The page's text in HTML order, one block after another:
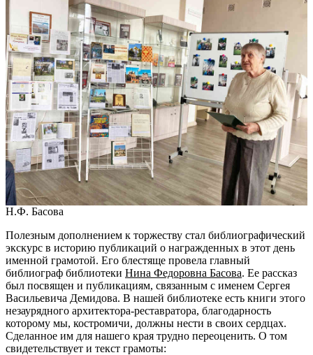
Н.Ф. Басова
Полезным дополнением к торжеству стал библиографический
экскурс в историю публикаций о награжденных в этот день
именной грамотой. Его блестяще провела главный
библиограф библиотеки Нина Федоровна Басова. Ее рассказ
был посвящен и публикациям, связанным с именем Сергея
Васильевича Демидова. В нашей библиотеке есть книги этого
незаурядного архитектора-реставратора, благодарность
которому мы, костромичи, должны нести в своих сердцах.
Сделанное им для нашего края трудно переоценить. О том
свидетельствует и текст грамоты: